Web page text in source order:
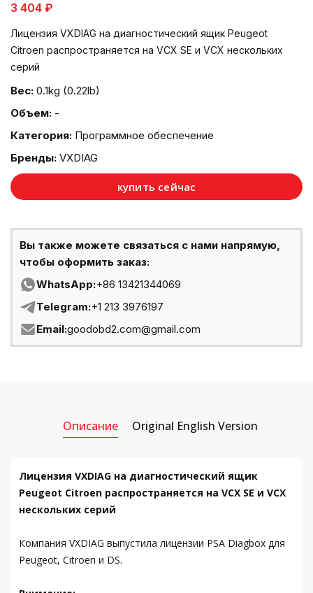
3 404 ₽
Лицензия VXDIAG на диагностический ящик Peugeot
Citroen распространяется на VCX SE и VCX нескольких
серий
Вес: 0.1kg (0.22lb)
Объем: -
Категория: Программное обеспечение
Бренды: VXDIAG
купить сейчас
Вы также можете связаться с нами напрямую,
чтобы оформить заказ:
WhatsApp:+86 13421344069
Telegram:+1 213 3976197
Email:goodobd2.com@gmail.com
Описание Original English Version
Лицензия VXDIAG на диагностический ящик
Peugeot Citroen распространяется на VCX SE и VCX
нескольких серий
Компания VXDIAG выпустила лицензии PSA Diagbox для
Peugeot, Citroen и DS.